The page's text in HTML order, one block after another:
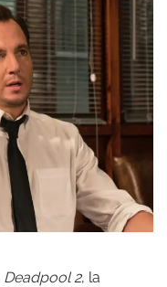
Deadpool 2, la